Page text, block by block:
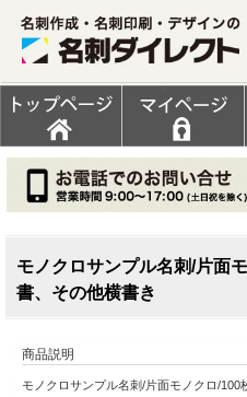
モノクロサンプル名刺/片面
書、その他横書き
商品説明
モノクロサンプル名刺/片面モノクロ/100